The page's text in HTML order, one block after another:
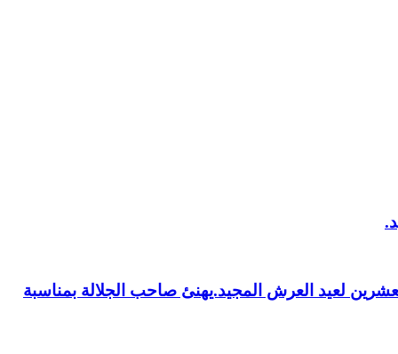
لعيد العرش المجيد.يهنئ صاحب الجلالة بمناسبة